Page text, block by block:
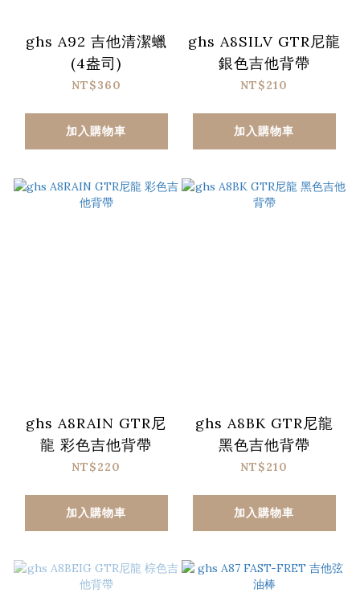
ghs A92 吉他清潔蠟
(4盎司)
NT$360
加入購物車
ghs A8SILV GTR尼龍
銀色吉他背帶
NT$210
加入購物車
ghs A8RAIN GTR尼
龍 彩色吉他背帶
NT$220
加入購物車
ghs A8BK GTR尼龍
黑色吉他背帶
NT$210
加入購物車